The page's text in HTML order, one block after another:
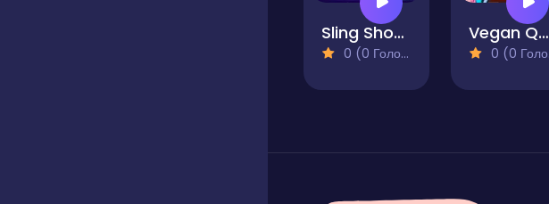
Sling Shot Thief
0 (0 Голосів)
Vegan Quest
0 (0 Голосів)